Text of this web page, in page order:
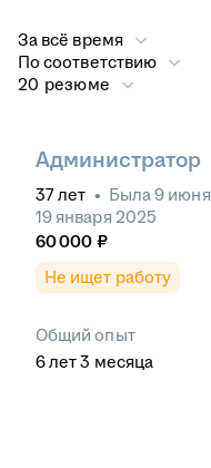
За всё время
По соответствию
20 резюме
Администратор
37лет • Была9
19 января 2025
60 000 ₽
Не ищет работу
Общий опыт
6лет 3 месяца